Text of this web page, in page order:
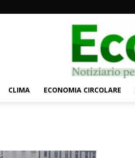
CLIMA ECONOMIA CIRCOLARE